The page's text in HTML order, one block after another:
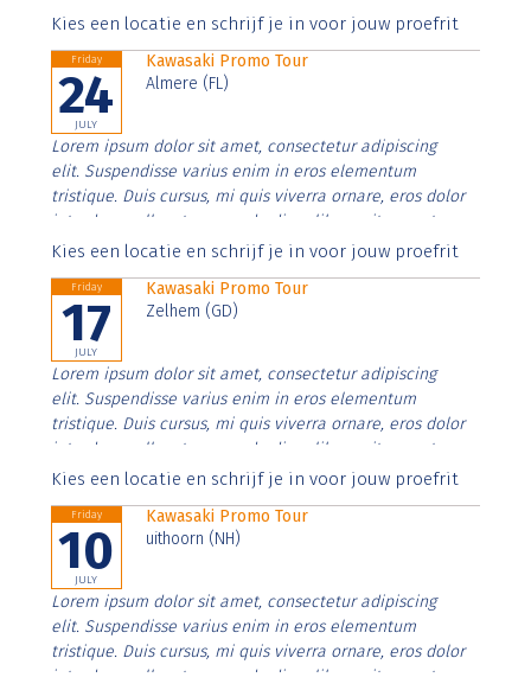
Aenean faucibus nibh et justo cursus id rutrum lorem
Kies een locatie en schrijf je in voor jouw proefrit
Friday
24
JULY
Kawasaki Promo Tour
Almere (FL)
Lorem ipsum dolor sit amet, consectetur adipiscing
elit. Suspendisse varius enim in eros elementum
tristique. Duis cursus, mi quis viverra ornare, eros dolor
interdum nulla, ut commodo diam libero vitae erat.
Aenean faucibus nibh et justo cursus id rutrum lorem
Kies een locatie en schrijf je in voor jouw proefrit
Friday
17
JULY
Kawasaki Promo Tour
Zelhem (GD)
Lorem ipsum dolor sit amet, consectetur adipiscing
elit. Suspendisse varius enim in eros elementum
tristique. Duis cursus, mi quis viverra ornare, eros dolor
interdum nulla, ut commodo diam libero vitae erat.
Aenean faucibus nibh et justo cursus id rutrum lorem
Kies een locatie en schrijf je in voor jouw proefrit
Friday
10
JULY
Kawasaki Promo Tour
uithoorn (NH)
Lorem ipsum dolor sit amet, consectetur adipiscing
elit. Suspendisse varius enim in eros elementum
tristique. Duis cursus, mi quis viverra ornare, eros dolor
interdum nulla, ut commodo diam libero vitae erat.